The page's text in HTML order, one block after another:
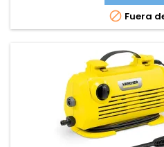
 Fuera